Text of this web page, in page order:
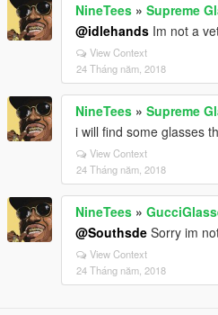
NineTees » Supreme
@idlehands Im not a
View Context
24 Tháng năm, 2018
NineTees » Supreme
i will find some glasses
View Context
24 Tháng năm, 2018
NineTees »
@Southsde Sorry im
View Context
24 Tháng năm, 2018